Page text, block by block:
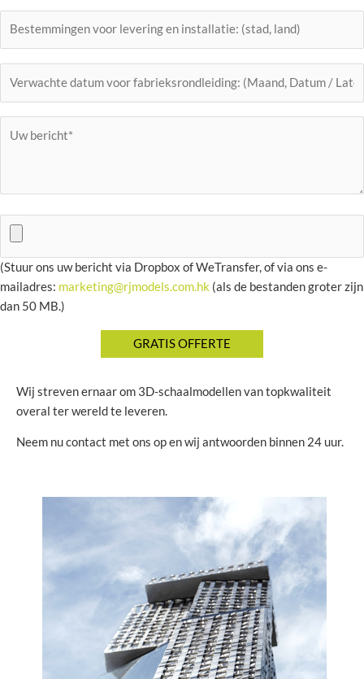
(Stuur ons uw bericht via Dropbox of WeTransfer, of via ons e-
mailadres: marketing@rjmodels.com.hk (als de bestanden groter zijn
dan 50 MB.)
Wij streven ernaar om 3D-schaalmodellen van topkwaliteit
overal ter wereld te leveren.
Neem nu contact met ons op en wij antwoorden binnen 24 uur.